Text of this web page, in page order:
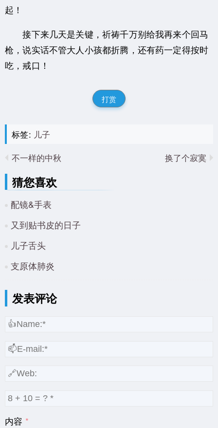
起！
接下来几天是关键，祈祷千万别给我再来个回马
枪，说实话不管大人小孩都折腾，还有药一定得按时
吃，戒口！
打赏
标签: 儿子
不一样的中秋
换了个寂寞
猜您喜欢
配镜&手表
又到贴书皮的日子
儿子舌头
支原体肺炎
发表评论
内容